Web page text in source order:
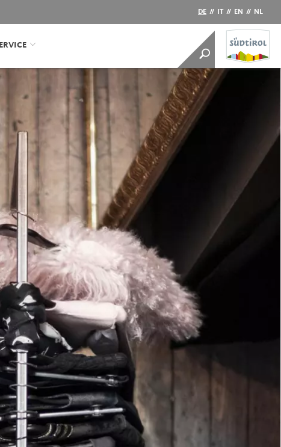
DE // IT // EN // NL